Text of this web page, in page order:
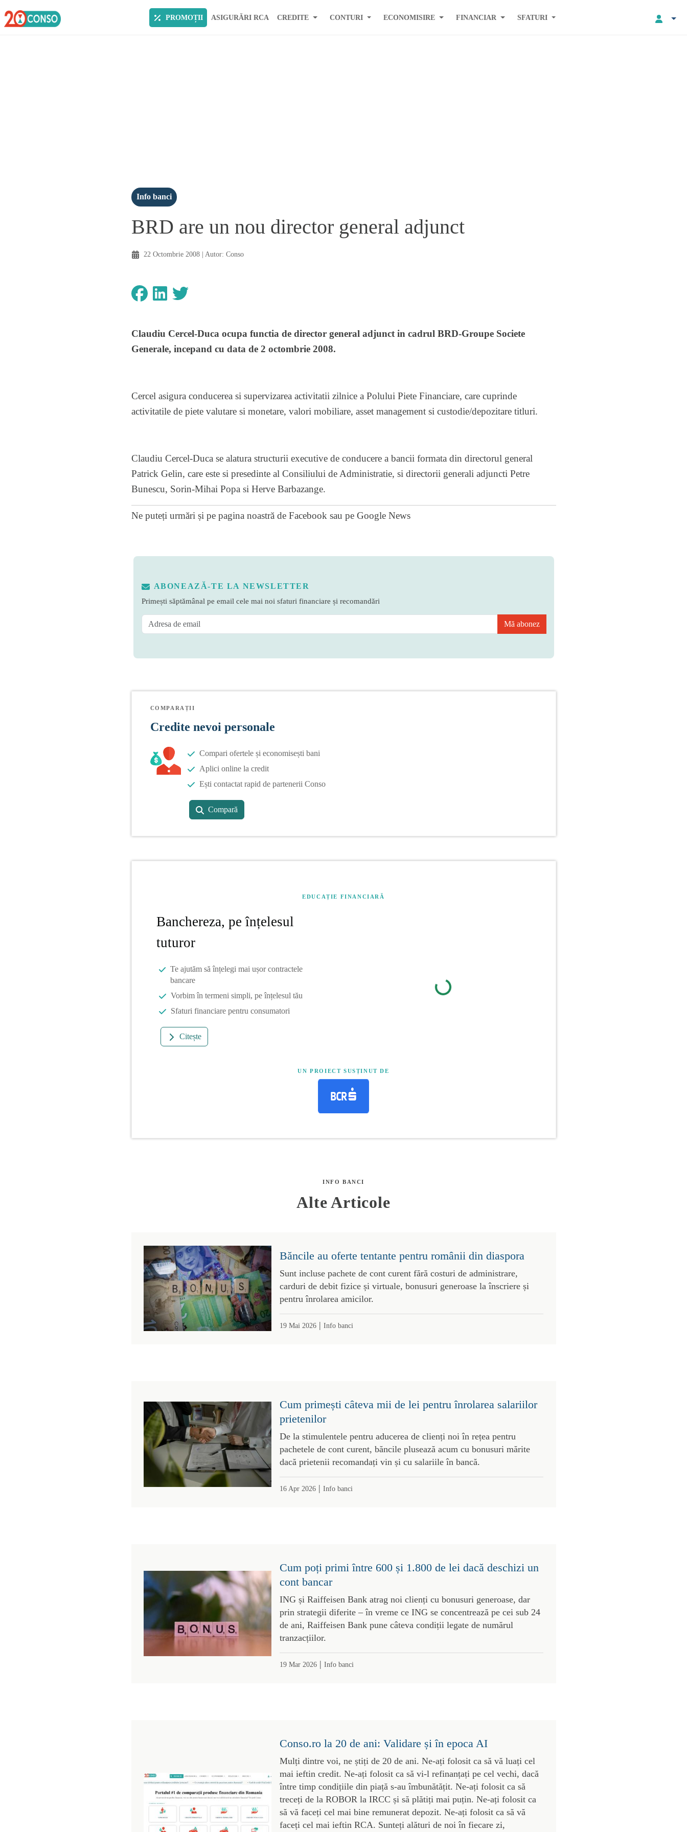
PROMOȚII ASIGURĂRI RCA CREDITE CONTURI ECONOMISIRE FINANCIAR SFATURI
Info banci
BRD are un nou director general adjunct
22 Octombrie 2008| Autor: Conso
Claudiu Cercel-Duca ocupa functia de director general adjunct in cadrul BRD-Groupe Societe
Generale, incepand cu data de 2 octombrie 2008.
Cercel asigura conducerea si supervizarea activitatii zilnice a Polului Piete Financiare, care cuprinde
activitatile de piete valutare si monetare, valori mobiliare, asset management si custodie/depozitare titluri.
Claudiu Cercel-Duca se alatura structurii executive de conducere a bancii formata din directorul general
Patrick Gelin, care este si presedinte al Consiliului de Administratie, si directorii generali adjuncti Petre
Bunescu, Sorin-Mihai Popa si Herve Barbazange.
Ne puteți urmări și pe pagina noastră de Facebook sau pe Google News
ABONEAZĂ-TE LA NEWSLETTER
Primești săptămânal pe email cele mai noi sfaturi financiare și recomandări
Mă abonez
COMPARAȚII
Credite nevoi personale
Compari ofertele și economisești bani
Aplici online la credit
Ești contactat rapid de partenerii Conso
Compară
EDUCAȚIE FINANCIARĂ
Banchereza, pe înțelesul
tuturor
Te ajutăm să înțelegi mai ușor contractele
bancare
Vorbim în termeni simpli, pe înțelesul tău
Sfaturi financiare pentru consumatori
Citește
UN PROIECT SUSȚINUT DE
INFO BANCI
Alte Articole
Băncile au oferte tentante pentru românii din diaspora
Sunt incluse pachete de cont curent fără costuri de administrare,
carduri de debit fizice și virtuale, bonusuri generoase la înscriere și
pentru înrolarea amicilor.
19 Mai 2026| Info banci
Cum primești câteva mii de lei pentru înrolarea salariilor
prietenilor
De la stimulentele pentru aducerea de clienți noi în rețea pentru
pachetele de cont curent, băncile plusează acum cu bonusuri mărite
dacă prietenii recomandați vin și cu salariile în bancă.
16 Apr 2026| Info banci
Cum poți primi între 600 și 1.800 de lei dacă deschizi un
cont bancar
ING și Raiffeisen Bank atrag noi clienți cu bonusuri generoase, dar
prin strategii diferite – în vreme ce ING se concentrează pe cei sub 24
de ani, Raiffeisen Bank pune câteva condiții legate de numărul
tranzacțiilor.
19 Mar 2026| Info banci
Conso.ro la 20 de ani: Validare și în epoca AI
Mulți dintre voi, ne știți de 20 de ani. Ne-ați folosit ca să vă luați cel
mai ieftin credit. Ne-ați folosit ca să vi-l refinanțați pe cel vechi, dacă
între timp condițiile din piață s-au îmbunătățit. Ne-ați folosit ca să
treceți de la ROBOR la IRCC și să plătiți mai puțin. Ne-ați folosit ca
să vă faceți cel mai bine remunerat depozit. Ne-ați folosit ca să vă
faceți cel mai ieftin RCA. Sunteți alături de noi în fiecare zi,